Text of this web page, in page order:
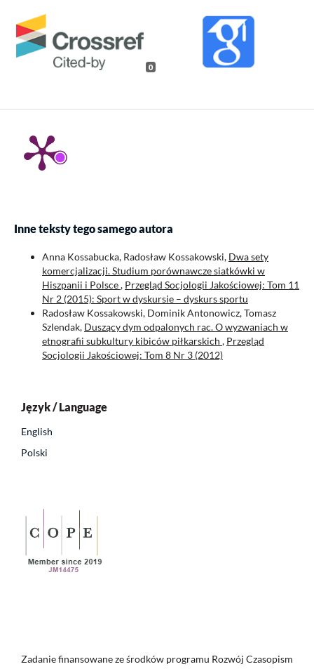
0
Inne teksty tego samego autora
Anna Kossabucka, Radosław Kossakowski, Dwa sety
komercjalizacji. Studium porównawcze siatkówki w
Hiszpanii i Polsce, Przegląd Socjologii Jakościowej: Tom 11
Nr 2 (2015): Sport w dyskursie – dyskurs sportu
Radosław Kossakowski, Dominik Antonowicz, Tomasz
Szlendak, Duszący dym odpalonych rac. O wyzwaniach w
etnografii subkultury kibiców piłkarskich , Przegląd
Socjologii Jakościowej: Tom 8 Nr 3 (2012)
Język / Language
English
Polski
Zadanie finansowane ze środków programu Rozwój Czasopism